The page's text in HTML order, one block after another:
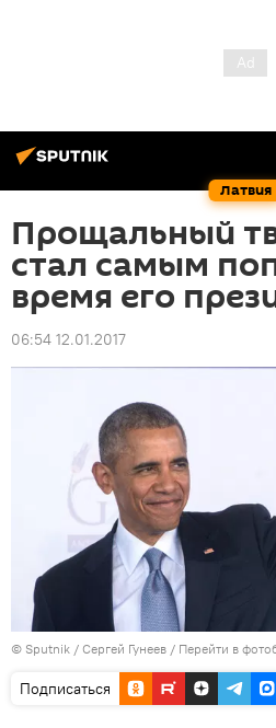
Латвия
Прощальный
стал самым
время его
06:54 12.01.2017
© Sputnik / Сергей Гунеев / Перейти в
Подписаться